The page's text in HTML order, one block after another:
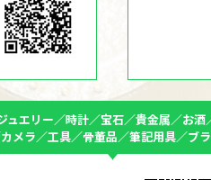
エリー／時計／宝石／貴金属／お
メラ／工具／骨董品／筆記用具／ブ